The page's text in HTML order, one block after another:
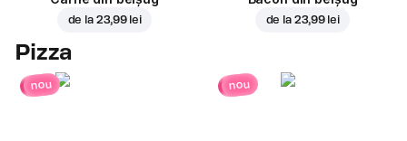
de la 23,99 lei de la 23,99 lei
Pizza
nou nou